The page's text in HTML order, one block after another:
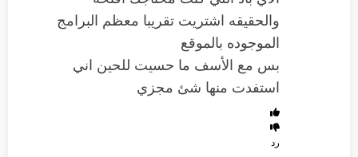
والحقيقه اشتريت تقريبا معظم البرامج
الموجوده بالموقع
بس مع الأسف ما حسيت للحين اني
استفدت منها شئ مجزي
رد